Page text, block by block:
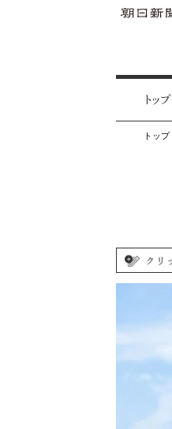
トップ
トップ